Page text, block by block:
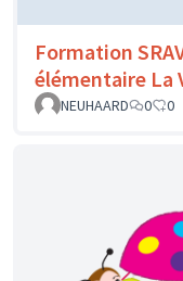
Formation
élémentaire La
NEUHAARD
0 0